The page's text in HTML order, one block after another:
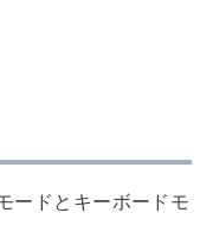
ードとキーボードモ